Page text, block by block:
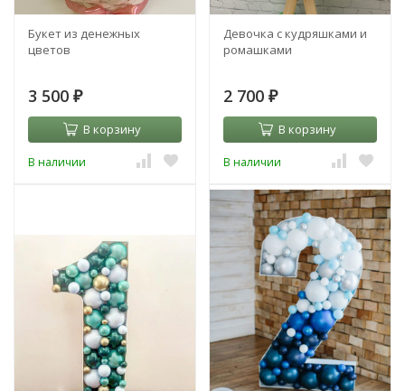
Букет из денежных
цветов
3 500 ₽
В корзину
В наличии
Девочка с кудряшками и
ромашками
2 700 ₽
В корзину
В наличии